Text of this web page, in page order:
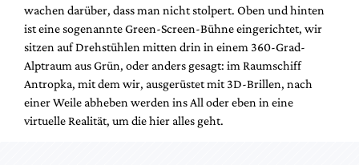
Suche
wachen darüber, dass man nicht stolpert. Oben und hinten
ist eine sogenannte Green-Screen-Bühne eingerichtet, wir
sitzen auf Drehstühlen mitten drin in einem 360-Grad-
Alptraum aus Grün, oder anders gesagt: im Raumschiff
Antropka, mit dem wir, ausgerüstet mit 3D-Brillen, nach
einer Weile abheben werden ins All oder eben in eine
virtuelle Realität, um die hier alles geht.